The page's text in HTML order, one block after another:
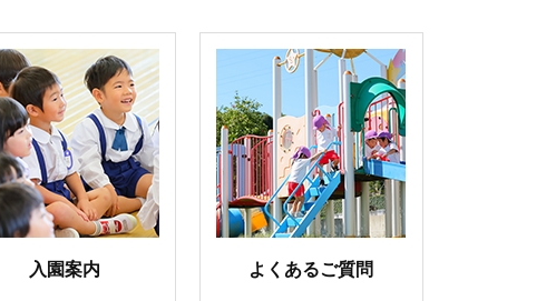
入園案内 よくあるご質問